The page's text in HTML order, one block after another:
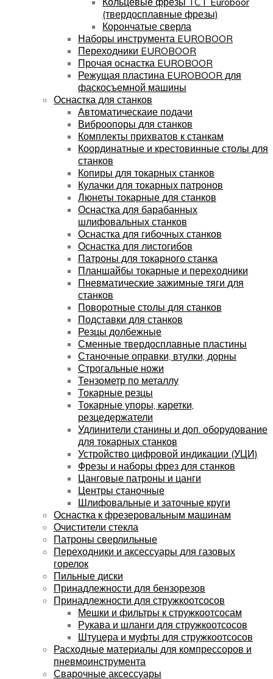
(твердосплавные фрезы)
Корончатые сверла
Наборы инструмента EUROBOOR
Переходники EUROBOOR
Прочая оснастка EUROBOOR
Режущая пластина EUROBOOR для
фаскосъемной машины
Оснастка для станков
Автоматическаие подачи
Виброопоры для станков
Комплекты прихватов к станкам
Координатные и крестовинные столы для
станков
Копиры для токарных станков
Кулачки для токарных патронов
Люнеты токарные для станков
Оснастка для барабанных
шлифовальных станков
Оснастка для гибочных станков
Оснастка для листогибов
Патроны для токарного станка
Планшайбы токарные и переходники
Пневматические зажимные тяги для
станков
Поворотные столы для станков
Подставки для станков
Резцы долбежные
Сменные твердосплавные пластины
Станочные оправки, втулки, дорны
Строгальные ножи
Тензометр по металлу
Токарные резцы
Токарные упоры, каретки,
резцедержатели
Удлинители станины и доп. оборудование
для токарных станков
Устройство цифровой индикации (УЦИ)
Фрезы и наборы фрез для станков
Цанговые патроны и цанги
Центры станочные
Шлифовальные и заточные круги
Оснастка к фрезеровальным машинам
Очистители стекла
Патроны сверлильные
Переходники и аксессуары для газовых
горелок
Пильные диски
Принадлежности для бензорезов
Принадлежности для стружкоотсосов
Мешки и фильтры к стружкоотсосам
Рукава и шланги для стружкоотсосов
Штуцера и муфты для стружкоотсосов
Расходные материалы для компрессоров и
пневмоинструмента
Сварочные аксессуары